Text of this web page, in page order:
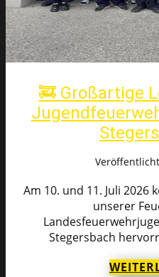
🚒 Großartige
Am 10. und 11. Juli 2026
unserer
Stegersbach